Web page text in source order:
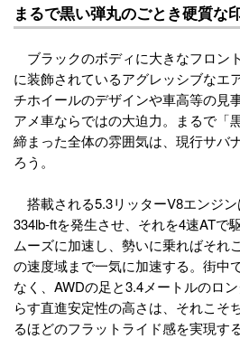
まるで黒い弾丸のごとき硬質な
ブラックのボディに大きなフロン
に装飾されているアグレッシブなエ
チホイールのデザインや車高等の見
アメ車ならではの大迫力。まるで「
締まった全体の雰囲気は、現行サバ
ろう。
搭載される5.3リッターV8エンジ
334lb-ftを発生させ、それを4速ATで
ムーズに加速し、勢いに乗ればそれ
の速度域まで一気に加速する。街中
なく、AWDの足と3.4メートルのロ
らす直進安定性の高さは、それこそ
るほどのフラットライド感を実現す